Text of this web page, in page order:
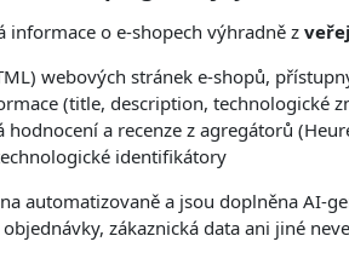
informace o e-shopech výhradně z
webových stránek e-shopů,
(title, description, technologické
hodnocení a recenze z agregátorů
identifikátory
automatizovaně a jsou doplněna AI-
zákaznická data ani jiné